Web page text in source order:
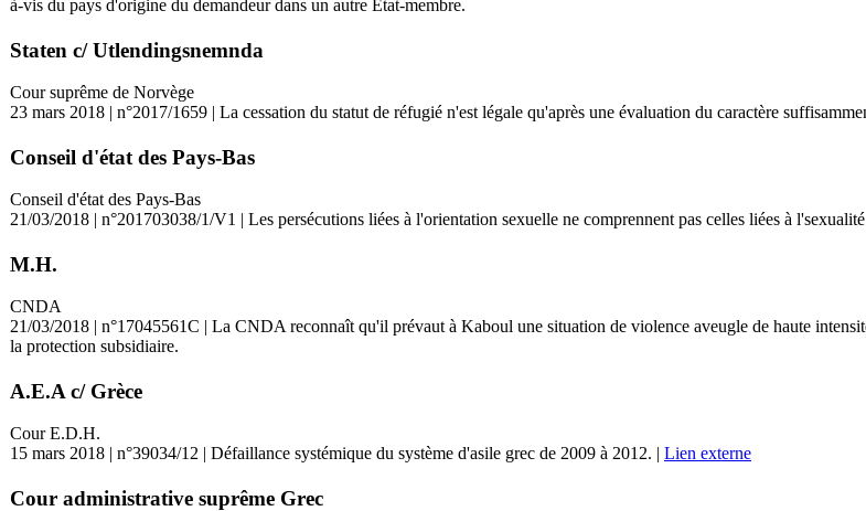
à-vis du pays d'origine du demandeur dans un autre Etat-membre.
Staten c/ Utlendingsnemnda
Cour suprême de Norvège
23 mars 2018 | n°2017/1659 | La cessation du statut de réfugié n'est légale qu'après une évaluation du caractère
Conseil d'état des Pays-Bas
Conseil d'état des Pays-Bas
21/03/2018 | n°201703038/1/V1 | Les persécutions liées à l'orientation sexuelle ne comprennent pas celles liées à
M.H.
CNDA
21/03/2018 | n°17045561C | La CNDA reconnaît qu'il prévaut à Kaboul une situation de violence aveugle de haute
la protection subsidiaire.
A.E.A c/ Grèce
Cour E.D.H.
15 mars 2018 | n°39034/12 | Défaillance systémique du système d'asile grec de 2009 à 2012. | Lien externe
Cour administrative suprême Grec